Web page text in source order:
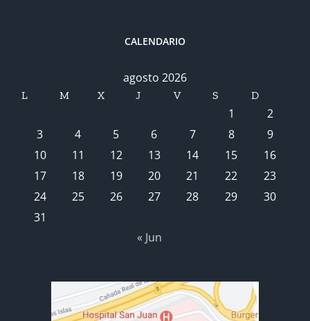
CALENDARIO
agosto 2026
L M X J V S D
1
2
3
4 5 6 7 8
9
10
11 12 13 14 15
16
17
18 19 20 21 22
23
24
25 26 27 28 29
30
31
« Jun